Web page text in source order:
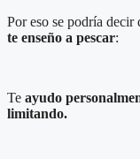
Por eso se podría decir
te enseño a pescar:
Te ayudo
limitando.